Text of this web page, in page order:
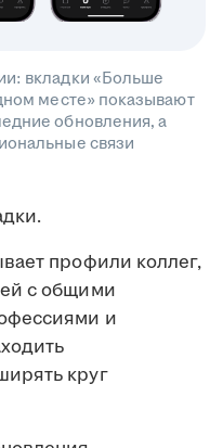
вкладки «Больше
месте» показывают
обновления, а
связи
профили коллег,
с общими
и
круг